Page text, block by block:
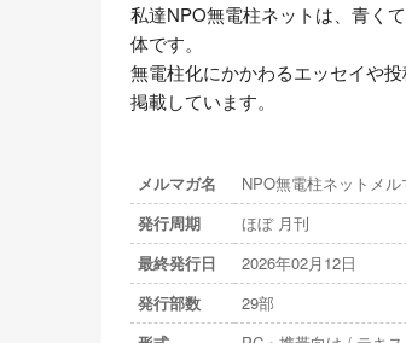
私達NPO無電柱ネットは、青く
体です。
無電柱化にかかわるエッセイや
掲載しています。
メルマガ名
NPO無電柱ネットメル
発行周期
ほぼ 月刊
最終発行日
2026年02月12日
発行部数
29部